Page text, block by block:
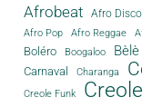
Afrobeat Afro Disco
Afro Pop Afro Reggae
Boléro Boogaloo Bèlè
Carnaval Charanga
Creole Funk